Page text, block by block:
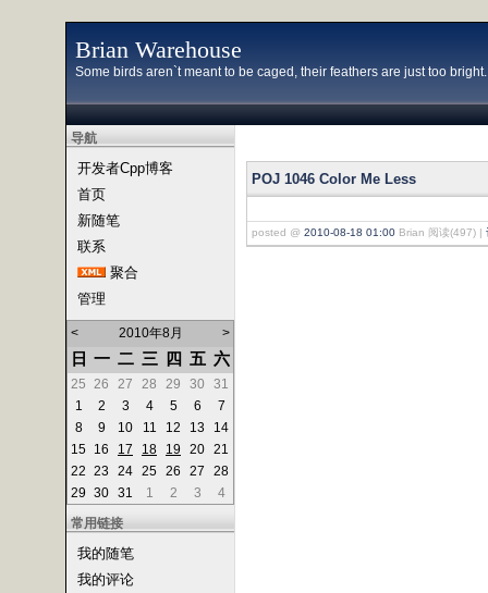
Brian Warehouse
Some birds aren`t meant to be caged, their feathers are just too
导航
开发者Cpp博客
首页
新随笔
联系
聚合
管理
< 2010年8月 >
日 一 二 三 四 五 六
25 26 27 28 29 30
31
1
2 3 4 5 6
7
8
9 10 11 12 13
14
15 16 17 18 19 20 21
22 23 24 25 26 27
28
29 30 31 1 2 3
4
常用链接
我的随笔
我的评论
POJ 1046 Color Me Less
posted @ 2010-08-18 01:00 Brian 阅读(497) |